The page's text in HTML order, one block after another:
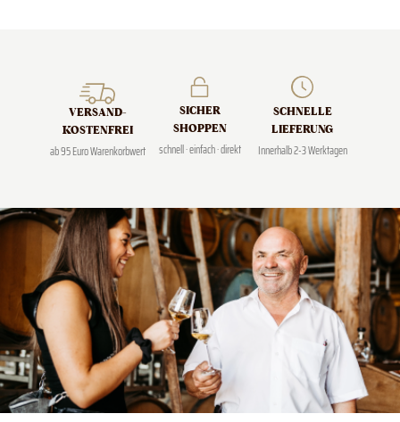
VERSAND­
KOSTENFREI
ab 95 Euro Warenkorbwert
SICHER
SHOPPEN
schnell · einfach · direkt
SCHNELLE
LIEFERUNG
Innerhalb 2-3 Werktagen